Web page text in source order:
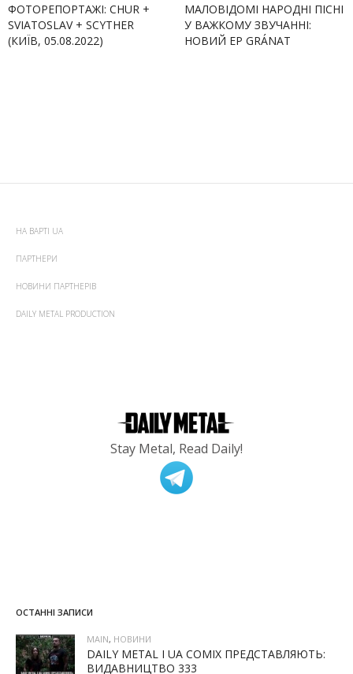
ФОТОРЕПОРТАЖІ: CHUR +
SVIATOSLAV + SCYTHER
(КИЇВ, 05.08.2022)
МАЛОВІДОМІ НАРОДНІ ПІСНІ
У ВАЖКОМУ ЗВУЧАННІ:
НОВИЙ EP GRÁNAT
НА ВАРТІ UA
ПАРТНЕРИ
НОВИНИ ПАРТНЕРІВ
DAILY METAL PRODUCTION
Stay Metal, Read Daily!
ОСТАННІ ЗАПИСИ
MAIN, НОВИНИ
DAILY METAL І UA COMIX ПРЕДСТАВЛЯЮТЬ:
ВИДАВНИЦТВО 333